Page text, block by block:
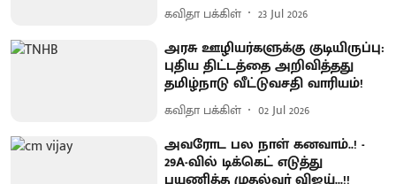
கவிதா பக்கிள் 23 Jul 2026
அரசு ஊழியர்களுக்கு குடியிருப்பு:
புதிய திட்டத்தை அறிவித்தது
தமிழ்நாடு வீட்டுவசதி வாரியம்!
கவிதா பக்கிள் 02 Jul 2026
அவரோட பல நாள் கனவாம்..! -
29A-வில் டிக்கெட் எடுத்து